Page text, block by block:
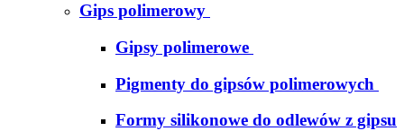
Gips polimerowy
Gipsy polimerowe
Pigmenty do gipsów polimerowych
Formy silikonowe do odlewów z gipsu